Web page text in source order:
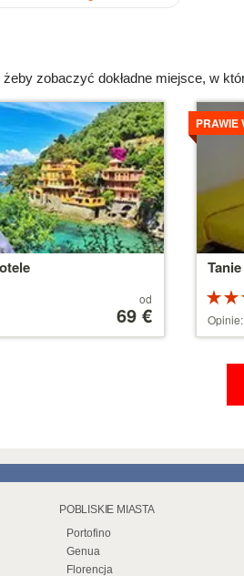
żeby zobaczyć dokładne miejsce, w
od
69 €
PRAWIE
POBLISKIE MIASTA
Portofino
Genua
Florencja